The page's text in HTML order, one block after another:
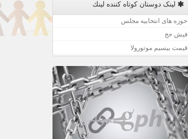
لینک دوستان كوتاه كننده لینك
حوزه های انتخابیه مجلس
فیش حج
قیمت بیسیم موتورولا